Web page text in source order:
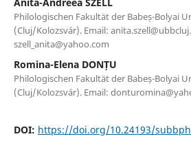
Philologischen Fakultät der Babeș-Bolyai
(Cluj/Kolozsvár). Email:
szell_anita@yahoo.com
Romina-Elena DONȚU
Philologischen Fakultät der Babeș-Bolyai
(Cluj/Kolozsvár). Email:
DOI: https://doi.org/10.24193/